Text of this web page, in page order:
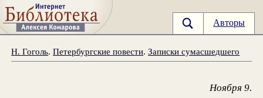
Авторы
Н. Гоголь.Петербургские повести.Записки сумасшедшего
Ноября 9.